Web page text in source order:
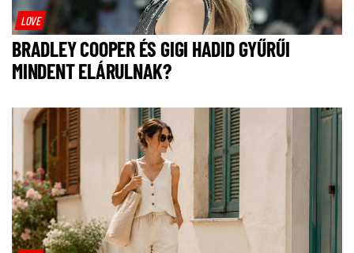
LOVE
BRADLEY COOPER ÉS GIGI HADID GYŰRŰI
MINDENT ELÁRULNAK?